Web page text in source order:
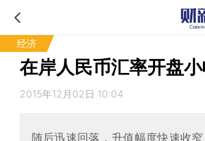
经济
在岸人民币汇率开盘
2015年12月02日 10:04
随后迅速回落，升值幅度快速收